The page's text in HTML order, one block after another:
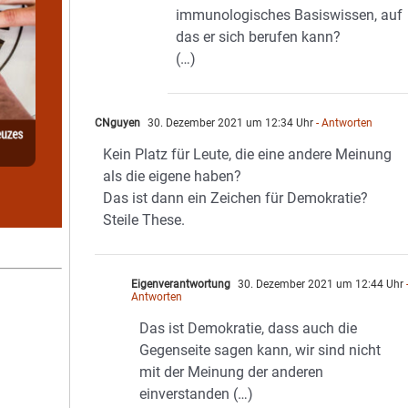
immunologisches Basiswissen, auf
das er sich berufen kann?
(…)
CNguyen 30. Dezember 2021 um 12:34 Uhr - Antworten
Kein Platz für Leute, die eine andere Meinung
als die eigene haben?
Das ist dann ein Zeichen für Demokratie?
Steile These.
Eigenverantwortung 30. Dezember 2021 um 12:44 Uhr
Antworten
Das ist Demokratie, dass auch die
Gegenseite sagen kann, wir sind nicht
mit der Meinung der anderen
einverstanden (…)